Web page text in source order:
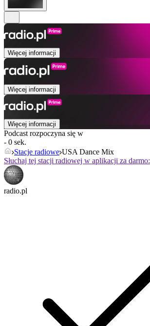
Więcej informacji
Więcej informacji
Więcej informacji
Podcast rozpoczyna się w
- 0 sek.
Stacje radiowe USA Dance Mix
Słuchaj tej stacji radiowej w aplikacji za darmo:
radio.pl